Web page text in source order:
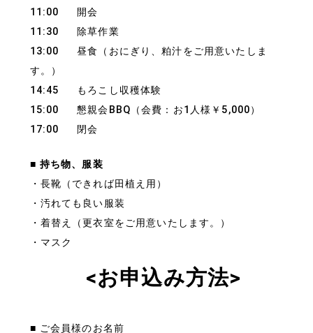
11:00 開会
11:30 除草作業
13:00 昼食（おにぎり、粕汁をご用意いたしま
す。）
14:45 もろこし収穫体験
15:00 懇親会BBQ（会費：お1人様￥5,000）
17:00 閉会
■ 持ち物、服装
・長靴（できれば田植え用）
・汚れても良い服装
・着替え（更衣室をご用意いたします。）
・マスク
<お申込み方法>
■ ご会員様のお名前